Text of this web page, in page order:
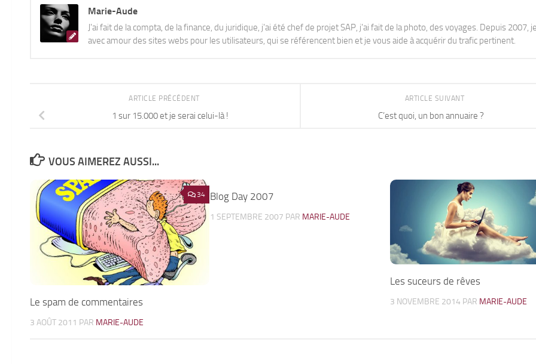
Marie-Aude
J'ai fait de la compta, de la finance, du juridique, j'ai été chef de projet SAP, j'ai fait de la photo, des voyages. Depuis 2007,
avec amour des sites webs pour les utilisateurs, qui se référencent bien et je vous aide à acquérir du trafic pertinent.
ARTICLE SUIVANT
C’est quoi, un bon annuaire ?
ARTICLE PRÉCÉDENT
1 sur 15.000 et je serai celui-là !
VOUS AIMEREZ AUSSI...
34
Le spam de commentaires
3 AOÛT 2011 PAR MARIE-AUDE
Blog Day 2007
1 SEPTEMBRE 2007 PAR MARIE-AUDE
Les suceurs de rêves
3 NOVEMBRE 2014 PAR MARIE-AUDE